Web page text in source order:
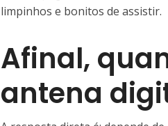
limpinhos e bonitos de assistir.
Afinal,
antena